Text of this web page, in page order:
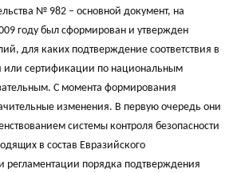
№ 982 – основной документ, на
году был сформирован и утвержден
для каких подтверждение соответствия в
сертификации по национальным
С момента формирования
изменения. В первую очередь они
системы контроля безопасности
в состав Евразийского
регламентации порядка подтверждения